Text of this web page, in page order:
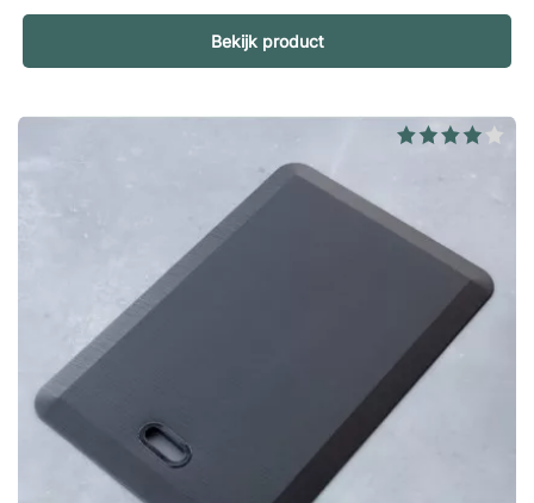
voor dat het tapijt nauwelijks pluist, wat bijdraagt aan een
frisse en verzorgde indruk in de ruimte. Zacht oppervlak met
elegante glans De handgeweven constructie geeft Bamboo
subtiele glans van de vezels een exclusief gevoel creëert. Het
licht wordt subtiel door het materiaal gereflecteerd en geeft
het tapijt een levendige uitstraling – een stijlvol detail dat
zowel woon- en slaapkamers als meer representatieve ruimtes
versterkt. Handgeweven met gevoel voor vakmanschap Elk
Bamboo-tapijt is met de hand geweven, wat zorgt voor een
degelijk en authentiek ambachtelijk resultaat. De zorgvuldige
weeftechniek versterkt de natuurlijke sterkte van het materiaal
en draagt bij aan de hoge slijtvastheid van het tapijt. Dit
maakt het een uitstekende keuze voor oppervlakken die
dagelijks worden gebruikt, zonder concessies te doen aan de
esthetiek. Een milieubewuste keuze Bamboe is een
snelgroeiend materiaal dat wordt geteeld zonder het gebruik
van pesticiden. Bovendien is bamboevezel biologisch
afbreekbaar, wat Bamboo tot een duurzamer alternatief maakt
Bekijk product